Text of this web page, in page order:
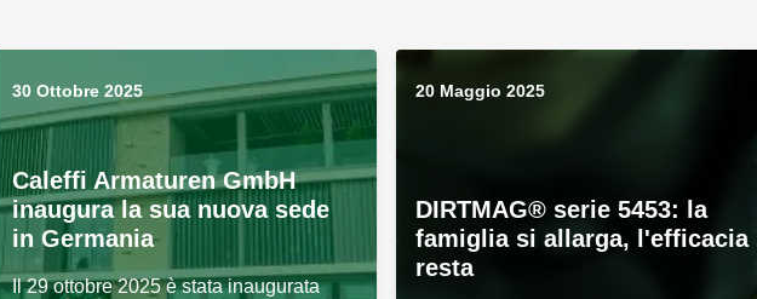
30 Ottobre 2025
Caleffi Armaturen GmbH
inaugura la sua nuova sede
in Germania
Il 29 ottobre 2025 è stata inaugurata
20 Maggio 2025
DIRTMAG® serie 5453: la
famiglia si allarga, l'efficacia
resta